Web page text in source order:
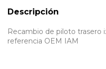
Descripción
Recambio de piloto trasero
referencia OEM IAM